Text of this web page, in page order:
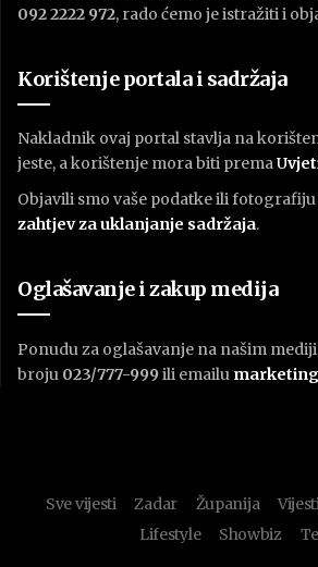
092 2222 972, rado ćemo je istražiti i
Korištenje portala i sadržaja
Nakladnik ovaj portal stavlja na
jeste, a korištenje mora biti premaU
Objavili smo vaše podatke ili
zahtjev za uklanjanje sadržaja.
Oglašavanje i zakup medija
Ponudu za oglašavanje na našim
broju 023/777-999 ili emailu
Sve vijesti Zadar Županija
Lifestyle
Showbiz